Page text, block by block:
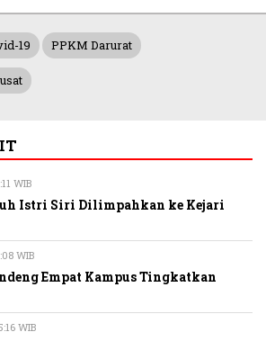
19 PPKM Darurat
WIB
Istri Siri Dilimpahkan ke Kejari
WIB
Empat Kampus Tingkatkan
WIB